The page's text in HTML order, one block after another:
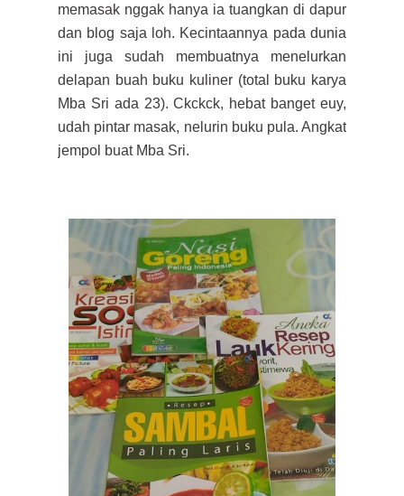
memasak nggak hanya ia tuangkan di dapur
dan blog saja loh. Kecintaannya pada dunia
ini juga sudah membuatnya menelurkan
delapan buah buku kuliner (total buku karya
Mba Sri ada 23). Ckckck, hebat banget euy,
udah pintar masak, nelurin buku pula. Angkat
jempol buat Mba Sri.